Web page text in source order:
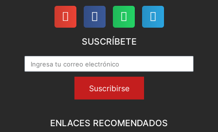
SUSCRÍBETE
Suscribirse
ENLACES RECOMENDADOS